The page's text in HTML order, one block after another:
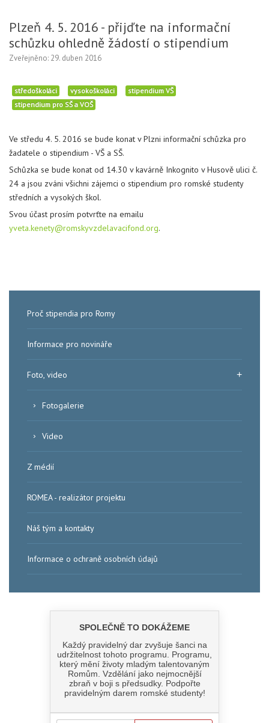
Plzeň 4. 5. 2016 - přijďte na informační
schůzku ohledně žádostí o stipendium
Zveřejněno: 29. duben 2016
středoškoláci vysokoškoláci
stipendium VŠ
stipendium pro SŠ a VOŠ
Ve středu 4. 5. 2016 se bude konat v Plzni informační schůzka pro
žadatele o stipendium - VŠ a SŠ.
Schůzka se bude konat od 14.30 v kavárně Inkognito v Husově ulici č.
24 a jsou zváni všichni zájemci o stipendium pro romské studenty
středních a vysokých škol.
Svou účast prosím potvrťte na emailu
yveta.kenety@romskyvzdelavacifond.org.
Proč stipendia pro Romy
Informace pro novináře
Foto, video
Fotogalerie
Video
Z médií
ROMEA - realizátor projektu
Náš tým a kontakty
Informace o ochraně osobních údajů